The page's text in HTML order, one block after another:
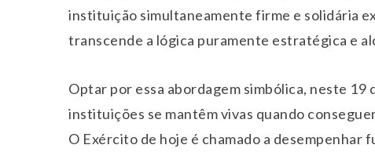
instituição simultaneamente firme e solidária
transcende a lógica puramente estratégica e
Optar por essa abordagem simbólica, neste 19
instituições se mantêm vivas quando
O Exército de hoje é chamado a desempenhar